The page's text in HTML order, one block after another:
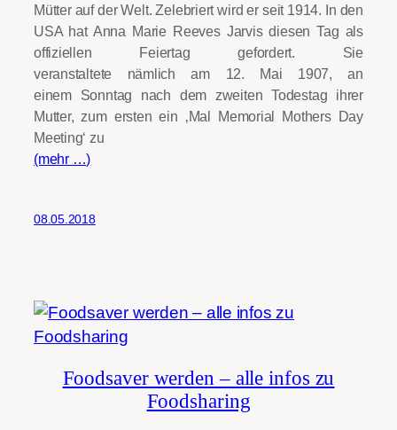
Mütter auf der Welt. Zelebriert wird er seit 1914. In den
USA hat Anna Marie Reeves Jarvis diesen Tag als
offiziellen Feiertag gefordert. Sie
veranstaltete nämlich am 12. Mai 1907, an
einem Sonntag nach dem zweiten Todestag ihrer
Mutter, zum ersten ein ‚Mal Memorial Mothers Day
Meeting‘ zu
(mehr …)
08.05.2018
Foodsaver werden – alle infos zu
Foodsharing